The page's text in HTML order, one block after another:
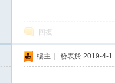
回復
樓主 發表於 2019-4-1